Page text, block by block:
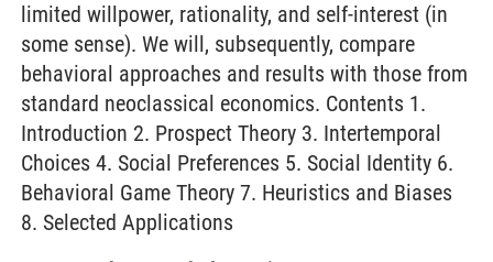
limited willpower, rationality, and self-interest (in
some sense). We will, subsequently, compare
behavioral approaches and results with those from
standard neoclassical economics. Contents 1.
Introduction 2. Prospect Theory 3. Intertemporal
Choices 4. Social Preferences 5. Social Identity 6.
Behavioral Game Theory 7. Heuristics and Biases
8. Selected Applications